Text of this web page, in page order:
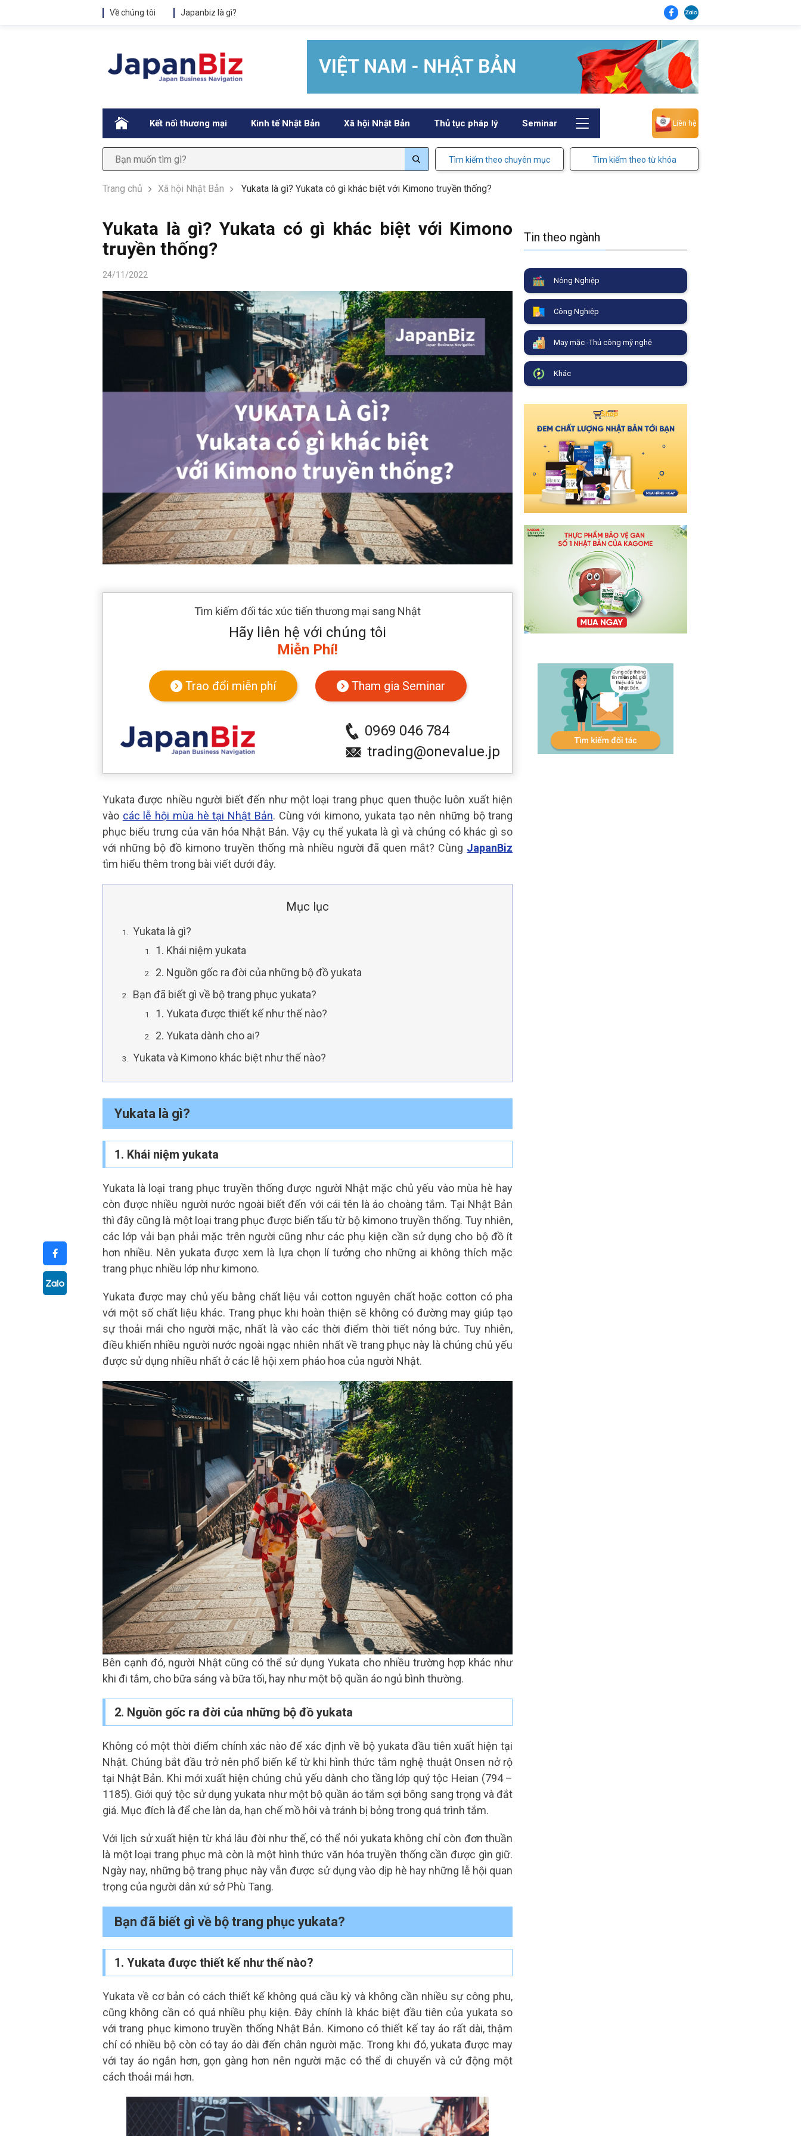
Về chúng tôi Japanbiz là gì?
. Kết nối thương mại Kinh tế Nhật Bản Xã hội Nhật Bản Thủ tục pháp lý Seminar Liên hệ
Tìm kiếm theo chuyên mục Tìm kiếm theo từ khóa
Trang chủ Xã hội Nhật Bản Yukata là gì? Yukata có gì khác biệt với Kimono truyền thống?
Yukata là gì? Yukata có gì khác biệt với Kimono
truyền thống?
24/11/2022
Tìm kiếm đối tác xúc tiến thương mại sang Nhật
Hãy liên hệ với chúng tôi
Miễn Phí!
Trao đổi miễn phí Tham gia Seminar
0969 046 784
trading@onevalue.jp
Yukata được nhiều người biết đến như một loại trang phục quen thuộc luôn xuất hiện
vào các lễ hội mùa hè tại Nhật Bản. Cùng với kimono, yukata tạo nên những bộ trang
phục biểu trưng của văn hóa Nhật Bản. Vậy cụ thể yukata là gì và chúng có khác gì so
với những bộ đồ kimono truyền thống mà nhiều người đã quen mắt? Cùng JapanBiz
tìm hiểu thêm trong bài viết dưới đây.
Mục lục
Yukata là gì?
1. Khái niệm yukata
2. Nguồn gốc ra đời của những bộ đồ yukata
Bạn đã biết gì về bộ trang phục yukata?
1. Yukata được thiết kế như thế nào?
2. Yukata dành cho ai?
Yukata và Kimono khác biệt như thế nào?
Yukata là gì?
1. Khái niệm yukata
Yukata là loại trang phục truyền thống được người Nhật mặc chủ yếu vào mùa hè hay
còn được nhiều người nước ngoài biết đến với cái tên là áo choàng tắm. Tại Nhật Bản
thì đây cũng là một loại trang phục được biến tấu từ bộ kimono truyền thống. Tuy nhiên,
các lớp vải bạn phải mặc trên người cũng như các phụ kiện cần sử dụng cho bộ đồ ít
hơn nhiều. Nên yukata được xem là lựa chọn lí tưởng cho những ai không thích mặc
trang phục nhiều lớp như kimono.
Yukata được may chủ yếu bằng chất liệu vải cotton nguyên chất hoặc cotton có pha
với một số chất liệu khác. Trang phục khi hoàn thiện sẽ không có đường may giúp tạo
sự thoải mái cho người mặc, nhất là vào các thời điểm thời tiết nóng bức. Tuy nhiên,
điều khiến nhiều người nước ngoài ngạc nhiên nhất về trang phục này là chúng chủ yếu
được sử dụng nhiều nhất ở các lễ hội xem pháo hoa của người Nhật.
Bên cạnh đó, người Nhật cũng có thể sử dụng Yukata cho nhiều trường hợp khác như
khi đi tắm, cho bữa sáng và bữa tối, hay như một bộ quần áo ngủ bình thường.
2. Nguồn gốc ra đời của những bộ đồ yukata
Không có một thời điểm chính xác nào để xác định về bộ yukata đầu tiên xuất hiện tại
Nhật. Chúng bắt đầu trở nên phổ biến kể từ khi hình thức tắm nghệ thuật Onsen nở rộ
tại Nhật Bản. Khi mới xuất hiện chúng chủ yếu dành cho tầng lớp quý tộc Heian (794 –
1185). Giới quý tộc sử dụng yukata như một bộ quần áo tắm sợi bông sang trọng và đắt
giá. Mục đích là để che làn da, hạn chế mồ hôi và tránh bị bỏng trong quá trình tắm.
Với lịch sử xuất hiện từ khá lâu đời như thế, có thể nói yukata không chỉ còn đơn thuần
là một loại trang phục mà còn là một hình thức văn hóa truyền thống cần được gìn giữ.
Ngày nay, những bộ trang phục này vẫn được sử dụng vào dịp hè hay những lễ hội quan
trọng của người dân xứ sở Phù Tang.
Bạn đã biết gì về bộ trang phục yukata?
1. Yukata được thiết kế như thế nào?
Yukata về cơ bản có cách thiết kế không quá cầu kỳ và không cần nhiều sự công phu,
cũng không cần có quá nhiều phụ kiện. Đây chính là khác biệt đầu tiên của yukata so
với trang phục kimono truyền thống Nhật Bản. Kimono có thiết kế tay áo rất dài, thậm
chí có nhiều bộ còn có tay áo dài đến chân người mặc. Trong khi đó, yukata được may
với tay áo ngắn hơn, gọn gàng hơn nên người mặc có thể di chuyển và cử động một
cách thoải mái hơn.
Tin theo ngành
Nông Nghiệp
Công Nghiệp
May mặc -Thủ công mỹ nghệ
Khác